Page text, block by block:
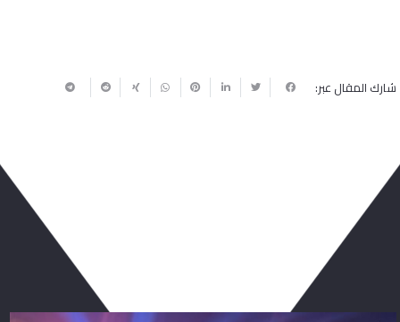
شارك المقال عبر: